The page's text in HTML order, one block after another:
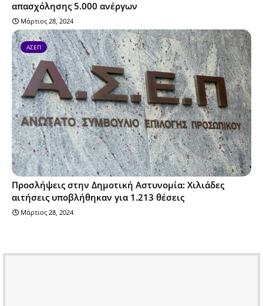
απασχόλησης 5.000 ανέργων
Μάρτιος 28, 2024
ΑΣΕΠ
Προσλήψεις στην Δημοτική Αστυνομία: Χιλιάδες
αιτήσεις υποβλήθηκαν για 1.213 θέσεις
Μάρτιος 28, 2024